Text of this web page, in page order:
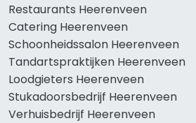
Restaurants Heerenveen
Catering Heerenveen
Schoonheidssalon Heerenveen
Tandartspraktijken Heerenveen
Loodgieters Heerenveen
Stukadoorsbedrijf Heerenveen
Verhuisbedrijf Heerenveen